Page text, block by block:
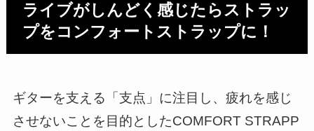
ライブがしんどく感じたらストラッ
プをコンフォートストラップに！
ギターを支える「支点」に注目し、疲れを感じ
させないことを目的としたCOMFORT STRAPP